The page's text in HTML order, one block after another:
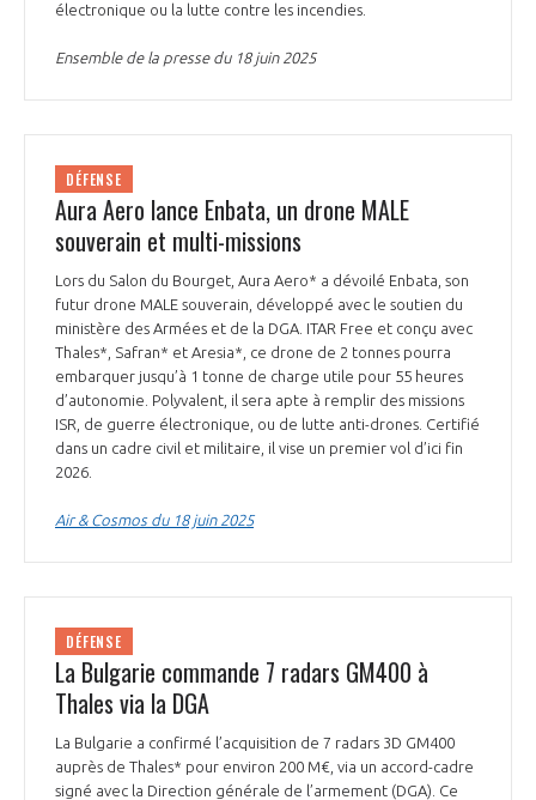
électronique ou la lutte contre les incendies.
Ensemble de la presse du 18 juin 2025
DÉFENSE
Aura Aero lance Enbata, un drone MALE
souverain et multi-missions
Lors du Salon du Bourget, Aura Aero* a dévoilé Enbata, son
futur drone MALE souverain, développé avec le soutien du
ministère des Armées et de la DGA. ITAR Free et conçu avec
Thales*, Safran* et Aresia*, ce drone de 2 tonnes pourra
embarquer jusqu’à 1 tonne de charge utile pour 55 heures
d’autonomie. Polyvalent, il sera apte à remplir des missions
ISR, de guerre électronique, ou de lutte anti-drones. Certifié
dans un cadre civil et militaire, il vise un premier vol d’ici fin
2026.
Air & Cosmos du 18 juin 2025
DÉFENSE
La Bulgarie commande 7 radars GM400 à
Thales via la DGA
La Bulgarie a confirmé l’acquisition de 7 radars 3D GM400
auprès de Thales* pour environ 200 M€, via un accord-cadre
signé avec la Direction générale de l’armement (DGA). Ce